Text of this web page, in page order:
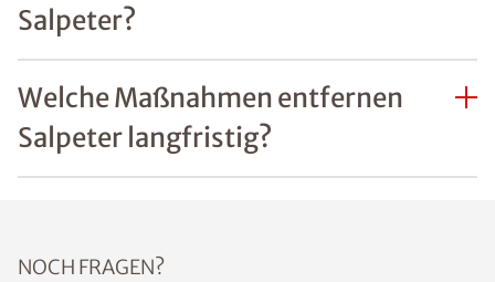
Salpeter?
Welche Maßnahmen entfernen
Salpeter langfristig?
NOCH FRAGEN?